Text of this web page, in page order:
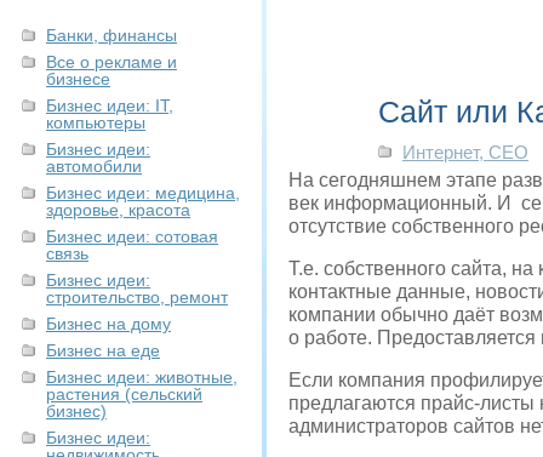
Банки, финансы
Все о рекламе и
бизнесе
Бизнес идеи: IT,
компьютеры
Бизнес идеи:
автомобили
Бизнес идеи: медицина,
здоровье, красота
Бизнес идеи: сотовая
связь
Бизнес идеи:
строительство, ремонт
Бизнес на дому
Бизнес на еде
Бизнес идеи: животные,
растения (сельский
бизнес)
Бизнес идеи:
Сайт или
Интернет, СЕО
На сегодняшнем этапе
век информационный. И
отсутствие собственного
Т.е. собственного сайта,
контактные данные,
компании обычно даёт
о работе.
Если компания
предлагаются прайс-
администраторов сайтов